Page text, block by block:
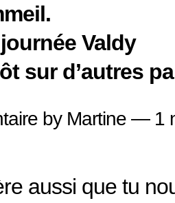
Valdy
sur d’autres
by Martine — 1
aussi que tu